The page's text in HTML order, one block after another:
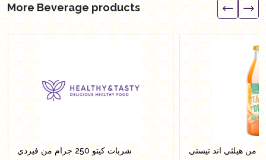
More Beverage products
شربات كيتو 250 جرام من فيردي